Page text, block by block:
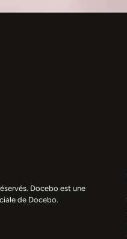
Docebo est une
de Docebo.